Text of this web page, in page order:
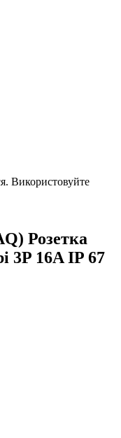
Використовуйте
Розетка
3P 16A IP 67